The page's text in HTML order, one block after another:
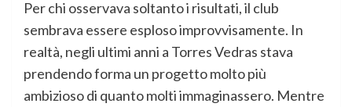
Per chi osservava soltanto i risultati, il club
sembrava essere esploso improvvisamente. In
realtà, negli ultimi anni a Torres Vedras stava
prendendo forma un progetto molto più
ambizioso di quanto molti immaginassero. Mentre